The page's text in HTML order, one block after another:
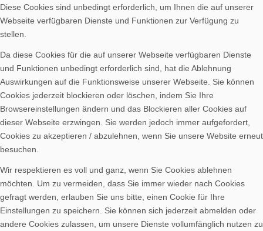
Diese Cookies sind unbedingt erforderlich, um Ihnen die auf unserer
Webseite verfügbaren Dienste und Funktionen zur Verfügung zu
stellen.
Da diese Cookies für die auf unserer Webseite verfügbaren Dienste
und Funktionen unbedingt erforderlich sind, hat die Ablehnung
Auswirkungen auf die Funktionsweise unserer Webseite. Sie können
Cookies jederzeit blockieren oder löschen, indem Sie Ihre
Browsereinstellungen ändern und das Blockieren aller Cookies auf
dieser Webseite erzwingen. Sie werden jedoch immer aufgefordert,
Cookies zu akzeptieren / abzulehnen, wenn Sie unsere Website erneut
besuchen.
Wir respektieren es voll und ganz, wenn Sie Cookies ablehnen
möchten. Um zu vermeiden, dass Sie immer wieder nach Cookies
gefragt werden, erlauben Sie uns bitte, einen Cookie für Ihre
Einstellungen zu speichern. Sie können sich jederzeit abmelden oder
andere Cookies zulassen, um unsere Dienste vollumfänglich nutzen zu